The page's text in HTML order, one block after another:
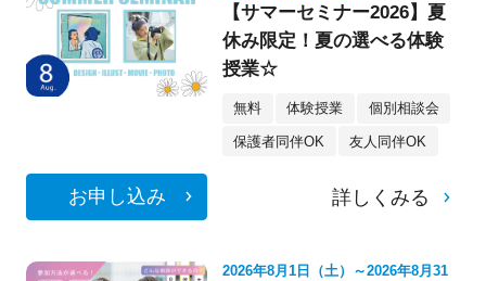
【サマーセミナー2026】夏
休み限定！夏の選べる体験
授業☆
無料 体験授業 個別相談会
保護者同伴OK 友人同伴OK
お申し込み 詳しくみる
2026年8月1日（土）～2026年8月31